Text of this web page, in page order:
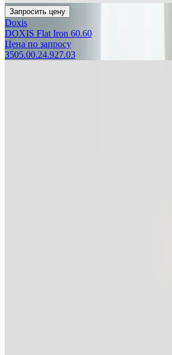
Запросить цену
Doxis
DOXIS Flat Iron 60.60
Цена по запросу
3505.00.24.927.03